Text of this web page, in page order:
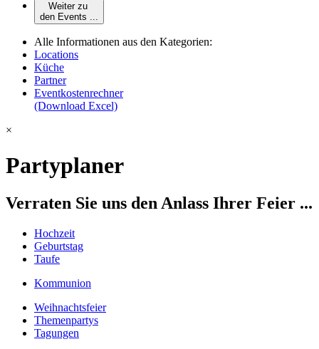
Weiter zu
den Events ...
Alle Informationen aus den Kategorien:
Locations
Küche
Partner
Eventkostenrechner
(Download Excel)
×
Partyplaner
Verraten Sie uns den Anlass Ihrer Feier ...
Hochzeit
Geburtstag
Taufe
Kommunion
Weihnachtsfeier
Themenpartys
Tagungen